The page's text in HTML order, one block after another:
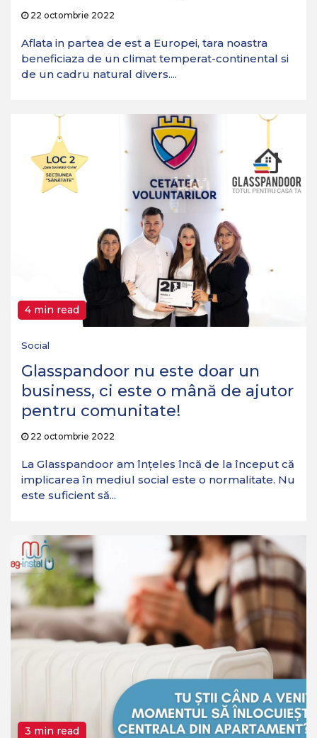
22 octombrie 2022
Aflata in partea de est a Europei, tara noastra
beneficiaza de un climat temperat-continental si
de un cadru natural divers....
4 min read
Social
Glasspandoor nu este doar un
business, ci este o mână de ajutor
pentru comunitate!
22 octombrie 2022
La Glasspandoor am înțeles încă de la început că
implicarea în mediul social este o normalitate. Nu
este suficient să...
3 min read